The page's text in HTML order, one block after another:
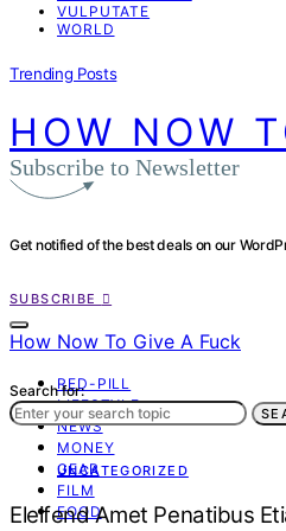
VULPUTATE
WORLD
Trending Posts
HOW NOW
Subscribe to Newsletter
Get notified of the best deals on our
SUBSCRIBE
How Now To Give A Fuck
RED-PILL
LIFESTYLE
NEWS
MONEY
GEAR
FILM
FOOD
Search for:
UNCATEGORIZED
Eleifend Amet Penatibus